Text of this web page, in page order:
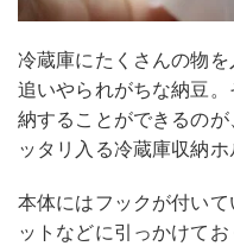
冷蔵庫にたくさんの物
追いやられがちな納豆
納することができるの
ッタリ入る冷蔵庫収納ホ
本体にはフックが付い
ットなどに引っかけて